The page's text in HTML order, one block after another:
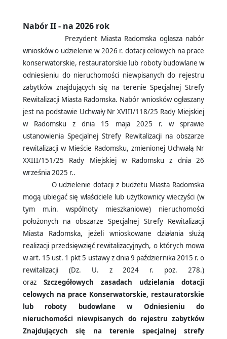
Nabór II - na 2026 rok
Prezydent Miasta Radomska ogłasza nabór
wniosków o udzielenie w 2026 r. dotacji celowych na prace
konserwatorskie, restauratorskie lub roboty budowlane w
odniesieniu do nieruchomości niewpisanych do rejestru
zabytków znajdujących się na terenie Specjalnej Strefy
Rewitalizacji Miasta Radomska. Nabór wniosków ogłaszany
jest na podstawie Uchwały Nr XVIII/118/25 Rady Miejskiej
w Radomsku z dnia 15 maja 2025 r. w sprawie
ustanowienia Specjalnej Strefy Rewitalizacji na obszarze
rewitalizacji w Mieście Radomsku, zmienionej Uchwałą Nr
XXIII/151/25 Rady Miejskiej w Radomsku z dnia 26
września 2025 r..
O udzielenie dotacji z budżetu Miasta Radomska
mogą ubiegać się właściciele lub użytkownicy wieczyści (w
tym m.in. wspólnoty mieszkaniowe) nieruchomości
położonych na obszarze Specjalnej Strefy Rewitalizacji
Miasta Radomska, jeżeli wnioskowane działania służą
realizacji przedsięwzięć rewitalizacyjnych, o których mowa
w art. 15 ust. 1 pkt 5 ustawy z dnia 9 października 2015 r. o
rewitalizacji (Dz. U. z 2024 r. poz. 278.)
oraz Szczegółowych zasadach udzielania dotacji
celowych na prace Konserwatorskie, restauratorskie
lub roboty budowlane w Odniesieniu do
nieruchomości niewpisanych do rejestru zabytków
Znajdujących się na terenie specjalnej strefy